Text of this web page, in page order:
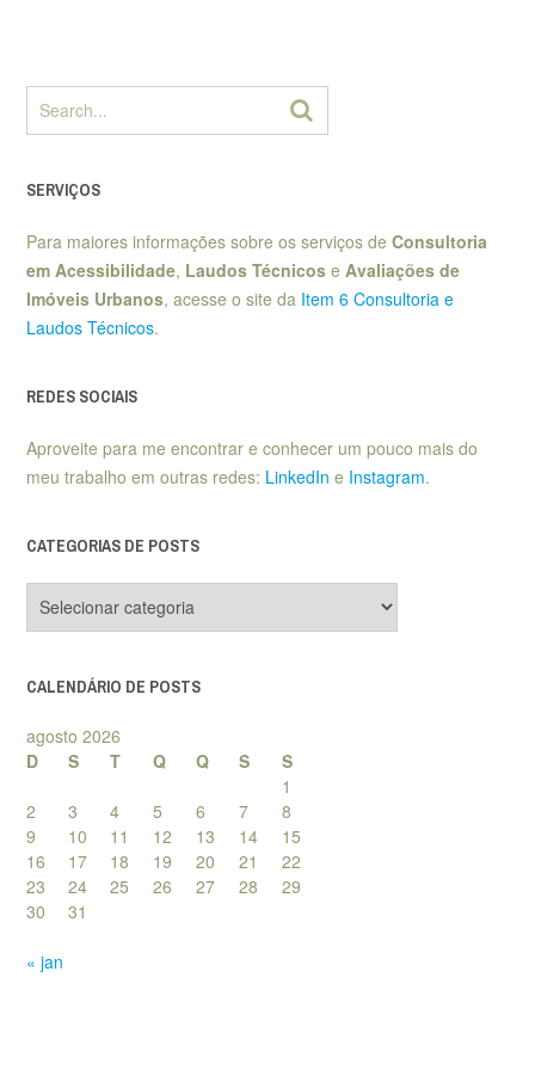
SERVIÇOS
Para maiores informações sobre os serviços de Consultoria
em Acessibilidade, Laudos Técnicos e Avaliações de
Imóveis Urbanos, acesse o site da Item 6 Consultoria e
Laudos Técnicos.
REDES SOCIAIS
Aproveite para me encontrar e conhecer um pouco mais do
meu trabalho em outras redes: LinkedIn e Instagram.
CATEGORIAS DE POSTS
de
CALENDÁRIO DE POSTS
agosto 2026
D
S T Q Q S
S
1
2
3 4 5 6 7
8
9
10 11 12 13 14
15
16
17 18 19 20 21
22
23
24 25 26 27 28
29
30
31
« jan